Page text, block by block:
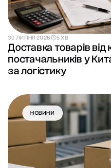
30 ЛИПНЯ 2026 5 ХВ
Доставка товарів від
постачальників у
за логістику
НОВИНИ